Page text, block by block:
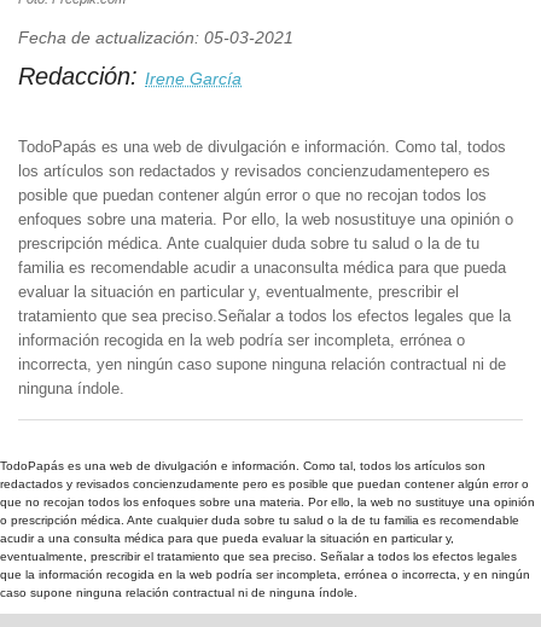
Fecha de actualización: 05-03-2021
Redacción: Irene García
TodoPapás es una web de divulgación e información. Como tal, todos
los artículos son redactados y revisados concienzudamentepero es
posible que puedan contener algún error o que no recojan todos los
enfoques sobre una materia. Por ello, la web nosustituye una opinión o
prescripción médica. Ante cualquier duda sobre tu salud o la de tu
familia es recomendable acudir a unaconsulta médica para que pueda
evaluar la situación en particular y, eventualmente, prescribir el
tratamiento que sea preciso.Señalar a todos los efectos legales que la
información recogida en la web podría ser incompleta, errónea o
incorrecta, yen ningún caso supone ninguna relación contractual ni de
ninguna índole.
TodoPapás es una web de divulgación e información. Como tal, todos los artículos son
redactados y revisados concienzudamente pero es posible que puedan contener algún error o
que no recojan todos los enfoques sobre una materia. Por ello, la web no sustituye una opinión
o prescripción médica. Ante cualquier duda sobre tu salud o la de tu familia es recomendable
acudir a una consulta médica para que pueda evaluar la situación en particular y,
eventualmente, prescribir el tratamiento que sea preciso. Señalar a todos los efectos legales
que la información recogida en la web podría ser incompleta, errónea o incorrecta, y en ningún
caso supone ninguna relación contractual ni de ninguna índole.